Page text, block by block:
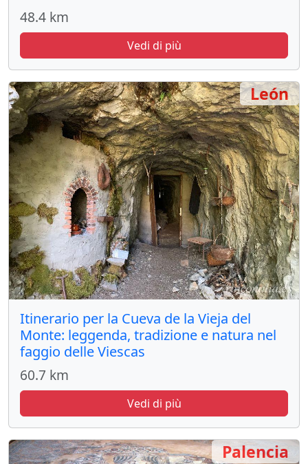
48.4 km
Vedi di più
Itinerario per la Cueva de la Vieja del
Monte: leggenda, tradizione e natura nel
faggio delle Viescas
60.7 km
Vedi di più
León
Palencia